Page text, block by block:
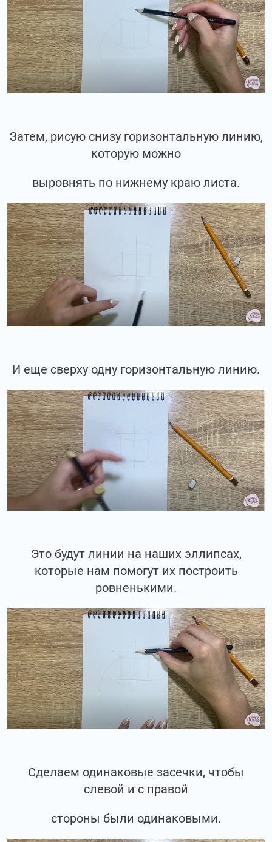
Затем, рисую снизу горизонтальную линию,
которую можно
выровнять по нижнему краю листа.
И еще сверху одну горизонтальную линию.
Это будут линии на наших эллипсах,
которые нам помогут их построить
ровненькими.
Сделаем одинаковые засечки, чтобы
слевой и с правой
стороны были одинаковыми.